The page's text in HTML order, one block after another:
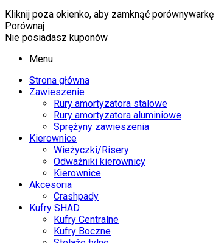
Kliknij poza okienko, aby zamknąć porównywarkę
Porównaj
Nie posiadasz kuponów
Menu
Strona główna
Zawieszenie
Rury amortyzatora stalowe
Rury amortyzatora aluminiowe
Sprężyny zawieszenia
Kierownice
Wieżyczki/Risery
Odważniki kierownicy
Kierownice
Akcesoria
Crashpady
Kufry SHAD
Kufry Centralne
Kufry Boczne